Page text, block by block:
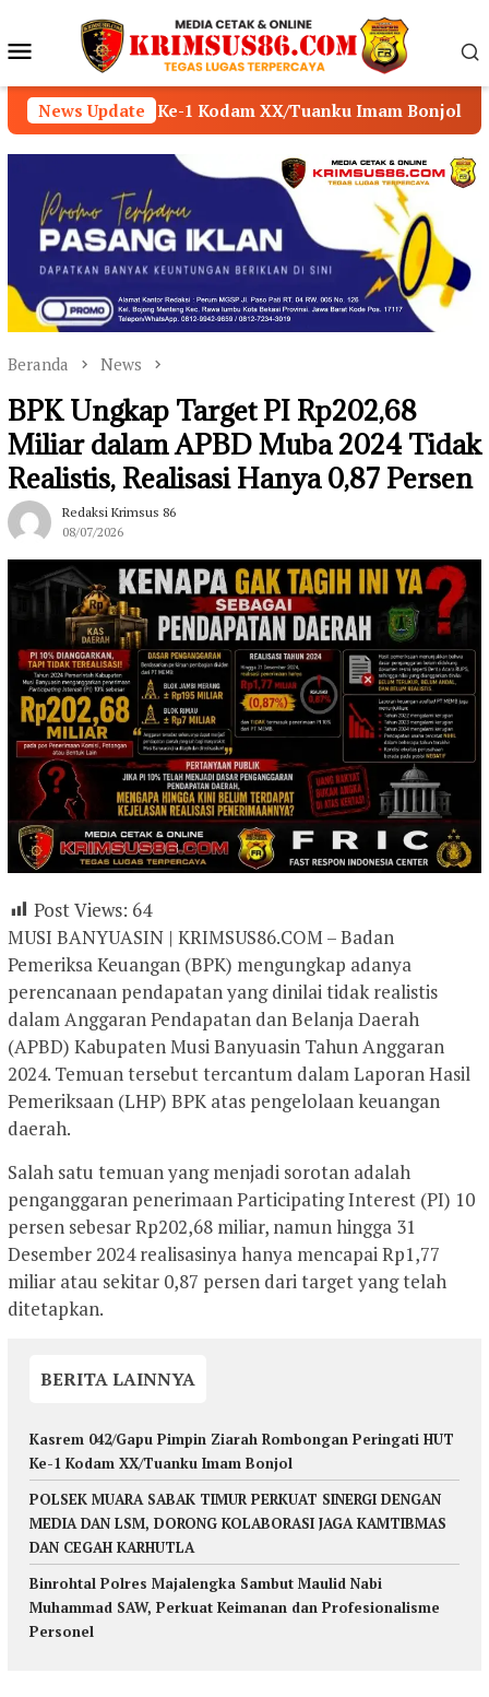
konten Menu
Mobile
News Update
1 Kodam XX/Tuanku Imam Bonjol POLSEK
Beranda News
BPK Ungkap Target PI Rp202,68
Miliar dalam APBD Muba 2024 Tidak
Realistis, Realisasi Hanya 0,87 Persen
Redaksi Krimsus 86
08/07/2026
Post Views: 64
MUSI BANYUASIN | KRIMSUS86.COM – Badan
Pemeriksa Keuangan (BPK) mengungkap adanya
perencanaan pendapatan yang dinilai tidak realistis
dalam Anggaran Pendapatan dan Belanja Daerah
(APBD) Kabupaten Musi Banyuasin Tahun Anggaran
2024. Temuan tersebut tercantum dalam Laporan Hasil
Pemeriksaan (LHP) BPK atas pengelolaan keuangan
daerah.
Salah satu temuan yang menjadi sorotan adalah
penganggaran penerimaan Participating Interest (PI) 10
persen sebesar Rp202,68 miliar, namun hingga 31
Desember 2024 realisasinya hanya mencapai Rp1,77
miliar atau sekitar 0,87 persen dari target yang telah
ditetapkan.
BERITA LAINNYA
Kasrem 042/Gapu Pimpin Ziarah Rombongan Peringati HUT
Ke-1 Kodam XX/Tuanku Imam Bonjol
POLSEK MUARA SABAK TIMUR PERKUAT SINERGI DENGAN
MEDIA DAN LSM, DORONG KOLABORASI JAGA KAMTIBMAS
DAN CEGAH KARHUTLA
Binrohtal Polres Majalengka Sambut Maulid Nabi
Muhammad SAW, Perkuat Keimanan dan Profesionalisme
Personel